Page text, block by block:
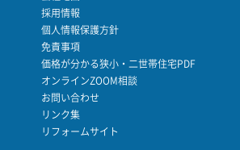
採用情報
個人情報保護方針
免責事項
価格が分かる狭小・二世帯住宅PDF
オンラインZOOM相談
お問い合わせ
リンク集
リフォームサイト